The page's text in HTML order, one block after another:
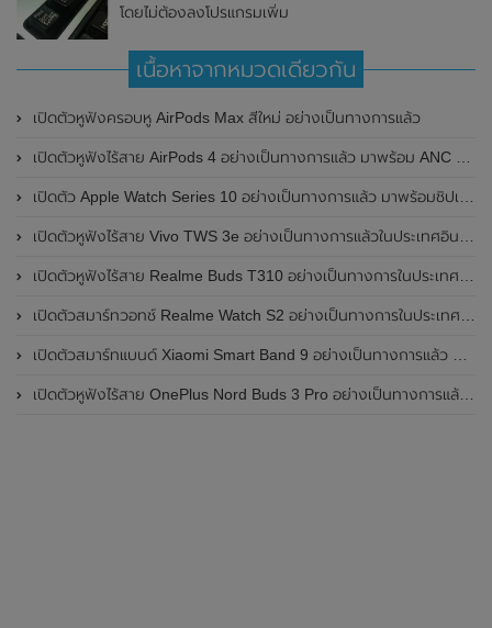
โดยไม่ต้องลงโปรแกรมเพิ่ม
เนื้อหาจากหมวดเดียวกัน
เปิดตัวหูฟังครอบหู AirPods Max สีใหม่ อย่างเป็นทางการแล้ว
เปิดตัวหูฟังไร้สาย AirPods 4 อย่างเป็นทางการแล้ว มาพร้อม ANC และฟีเจอร์ใหม่มากมาย
เปิดตัว Apple Watch Series 10 อย่างเป็นทางการแล้ว มาพร้อมชิปเซ็ตรุ่น S10
เปิดตัวหูฟังไร้สาย Vivo TWS 3e อย่างเป็นทางการแล้วในประเทศอินเดีย มาพร้อมระบบตัดเสียงรบกวน ANC ที่ 30dB , ป้องกันฝุ่นและกันน้ำที่ระดับ IP54 , แบตเตอรี่สามารถใช้งานนานสูงสุด 36 ชั่วโมง
เปิดตัวหูฟังไร้สาย Realme Buds T310 อย่างเป็นทางการในประเทศอินเดีย มาพร้อมระบบตัดเสียงรบกวน ANC สูงสุด 46dB , เสียงรอบทิศทาง 360 องศา , แบตเตอรี่สามารถใช้งานได้นานสูงสุด 40 ชั่วโมง
เปิดตัวสมาร์ทวอทช์ Realme Watch S2 อย่างเป็นทางการในประเทศอินเดีย มาพร้อมตัวเรือนสแตนเลสสตีล , หน้าจอแสดงผล AMOLED ขนาด 1.43 นิ้ว , แบตเตอรี่ขนาดใหญ่ใช้งานได้นาน 20 วัน และรองรับคำสั่งเสียง Super AI Engine ที่ขับเคลื่อนโดย ChatGPT
เปิดตัวสมาร์ทแบนด์ Xiaomi Smart Band 9 อย่างเป็นทางการแล้ว มาพร้อมหน้าจอ AMOLED ขนาด 1.62 นิ้ว , ตัวเรือนเป็นโลหะ และแบตเตอรี่สุดอึดสามารถใช้งานได้นานถึง 21 วัน
เปิดตัวหูฟังไร้สาย OnePlus Nord Buds 3 Pro อย่างเป็นทางการแล้ว มาพร้อมระบบตัดเสียงรบกวน (ANC) สามารถลดเสียงรบกวนได้ 49dB และแบตเตอรี่สุดอึดใช้งานได้นานสูงสุดถึง 44 ชั่วโมง